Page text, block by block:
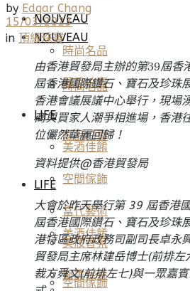
NOUVEAU
時尚名品
藏品拍賣
LIFE
美酒佳餚
空間傢飾
NOUVEAU
時尚名品
藏品拍賣
LIFE
美酒佳餚
空間傢飾
當代藝術
美妝香氛
醫美保養
by Edgar Chang
15/03/2023
in 頂級珠寶
由香港貿發局主辦的第39屆香
屆香港國際鑽石、寶石及珍珠
香港會議展議中心舉行，現場
商與買家人潮爭相進場，香港
位儼然華麗回歸！
資料提供@香港貿發局
大會於昨天舉行第 39 屆香港
屆香港國際鑽石、寶石及珍珠
港特區政府政務司副司長卓永
貿發局主席林建岳博士(前排
裁方舜文(前排左七)與一眾嘉